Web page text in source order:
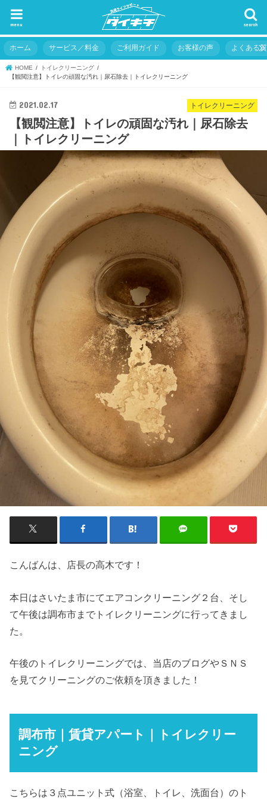
search
menu
ホーム サービス／料金 ご利用ガイド お客様の声 よくある
HOME
トイレクリーニング
【観閲注意】トイレの頑固な汚れ｜尿石除去｜トイレクリーニング
トイレクリーニング
2021.02.17
【観閲注意】トイレの頑固な汚れ｜尿石除去
｜トイレクリーニング
こんばんは、店長の高木です！
本日はさいたま市にてエアコンクリーニング２台、そし
て午後は調布市までトイレクリーニングに行ってきまし
た。
午後のトイレクリーニングでは、当店のブログやＳＮＳ
を見てクリーニングのご依頼を頂きました！
調布市｜賃貸アパート｜トイレクリー
ニング
こちらは３点ユニット式（浴室、トイレ、洗面台）のト